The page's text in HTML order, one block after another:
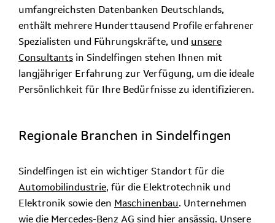
umfangreichsten Datenbanken Deutschlands,
enthält mehrere Hunderttausend Profile erfahrener
Spezialisten und Führungskräfte, und unsere
Consultants in Sindelfingen stehen Ihnen mit
langjähriger Erfahrung zur Verfügung, um die ideale
Persönlichkeit für Ihre Bedürfnisse zu identifizieren.
Regionale Branchen in Sindelfingen
Sindelfingen ist ein wichtiger Standort für die
Automobilindustrie, für die Elektrotechnik und
Elektronik sowie den Maschinenbau. Unternehmen
wie die Mercedes-Benz AG sind hier ansässig. Unsere